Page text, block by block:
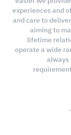
experiences and
and care to
aiming to
lifetime
operate a wide
always